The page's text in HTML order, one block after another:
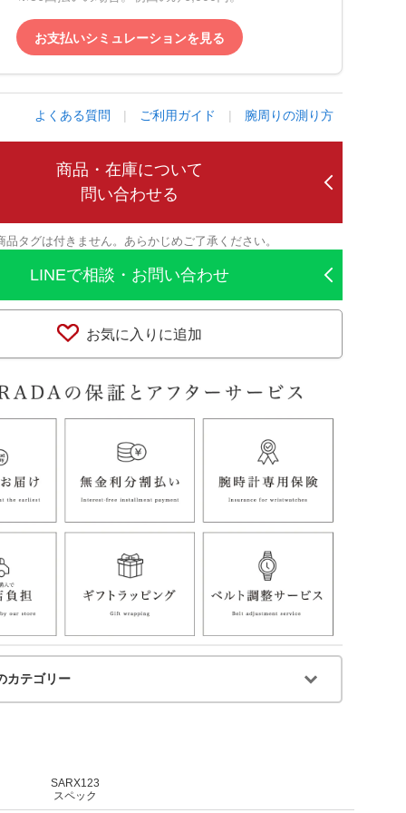
お支払いシミュレーションを見る
よくある質問 | ご利用ガイド | 腕周りの測り方
商品・在庫について
問い合わせる
タグは付きません。あらかじめご了承ください。
LINEで相談・お問い合わせ
お気に入りに追加
カテゴリー
SARX123
スペック